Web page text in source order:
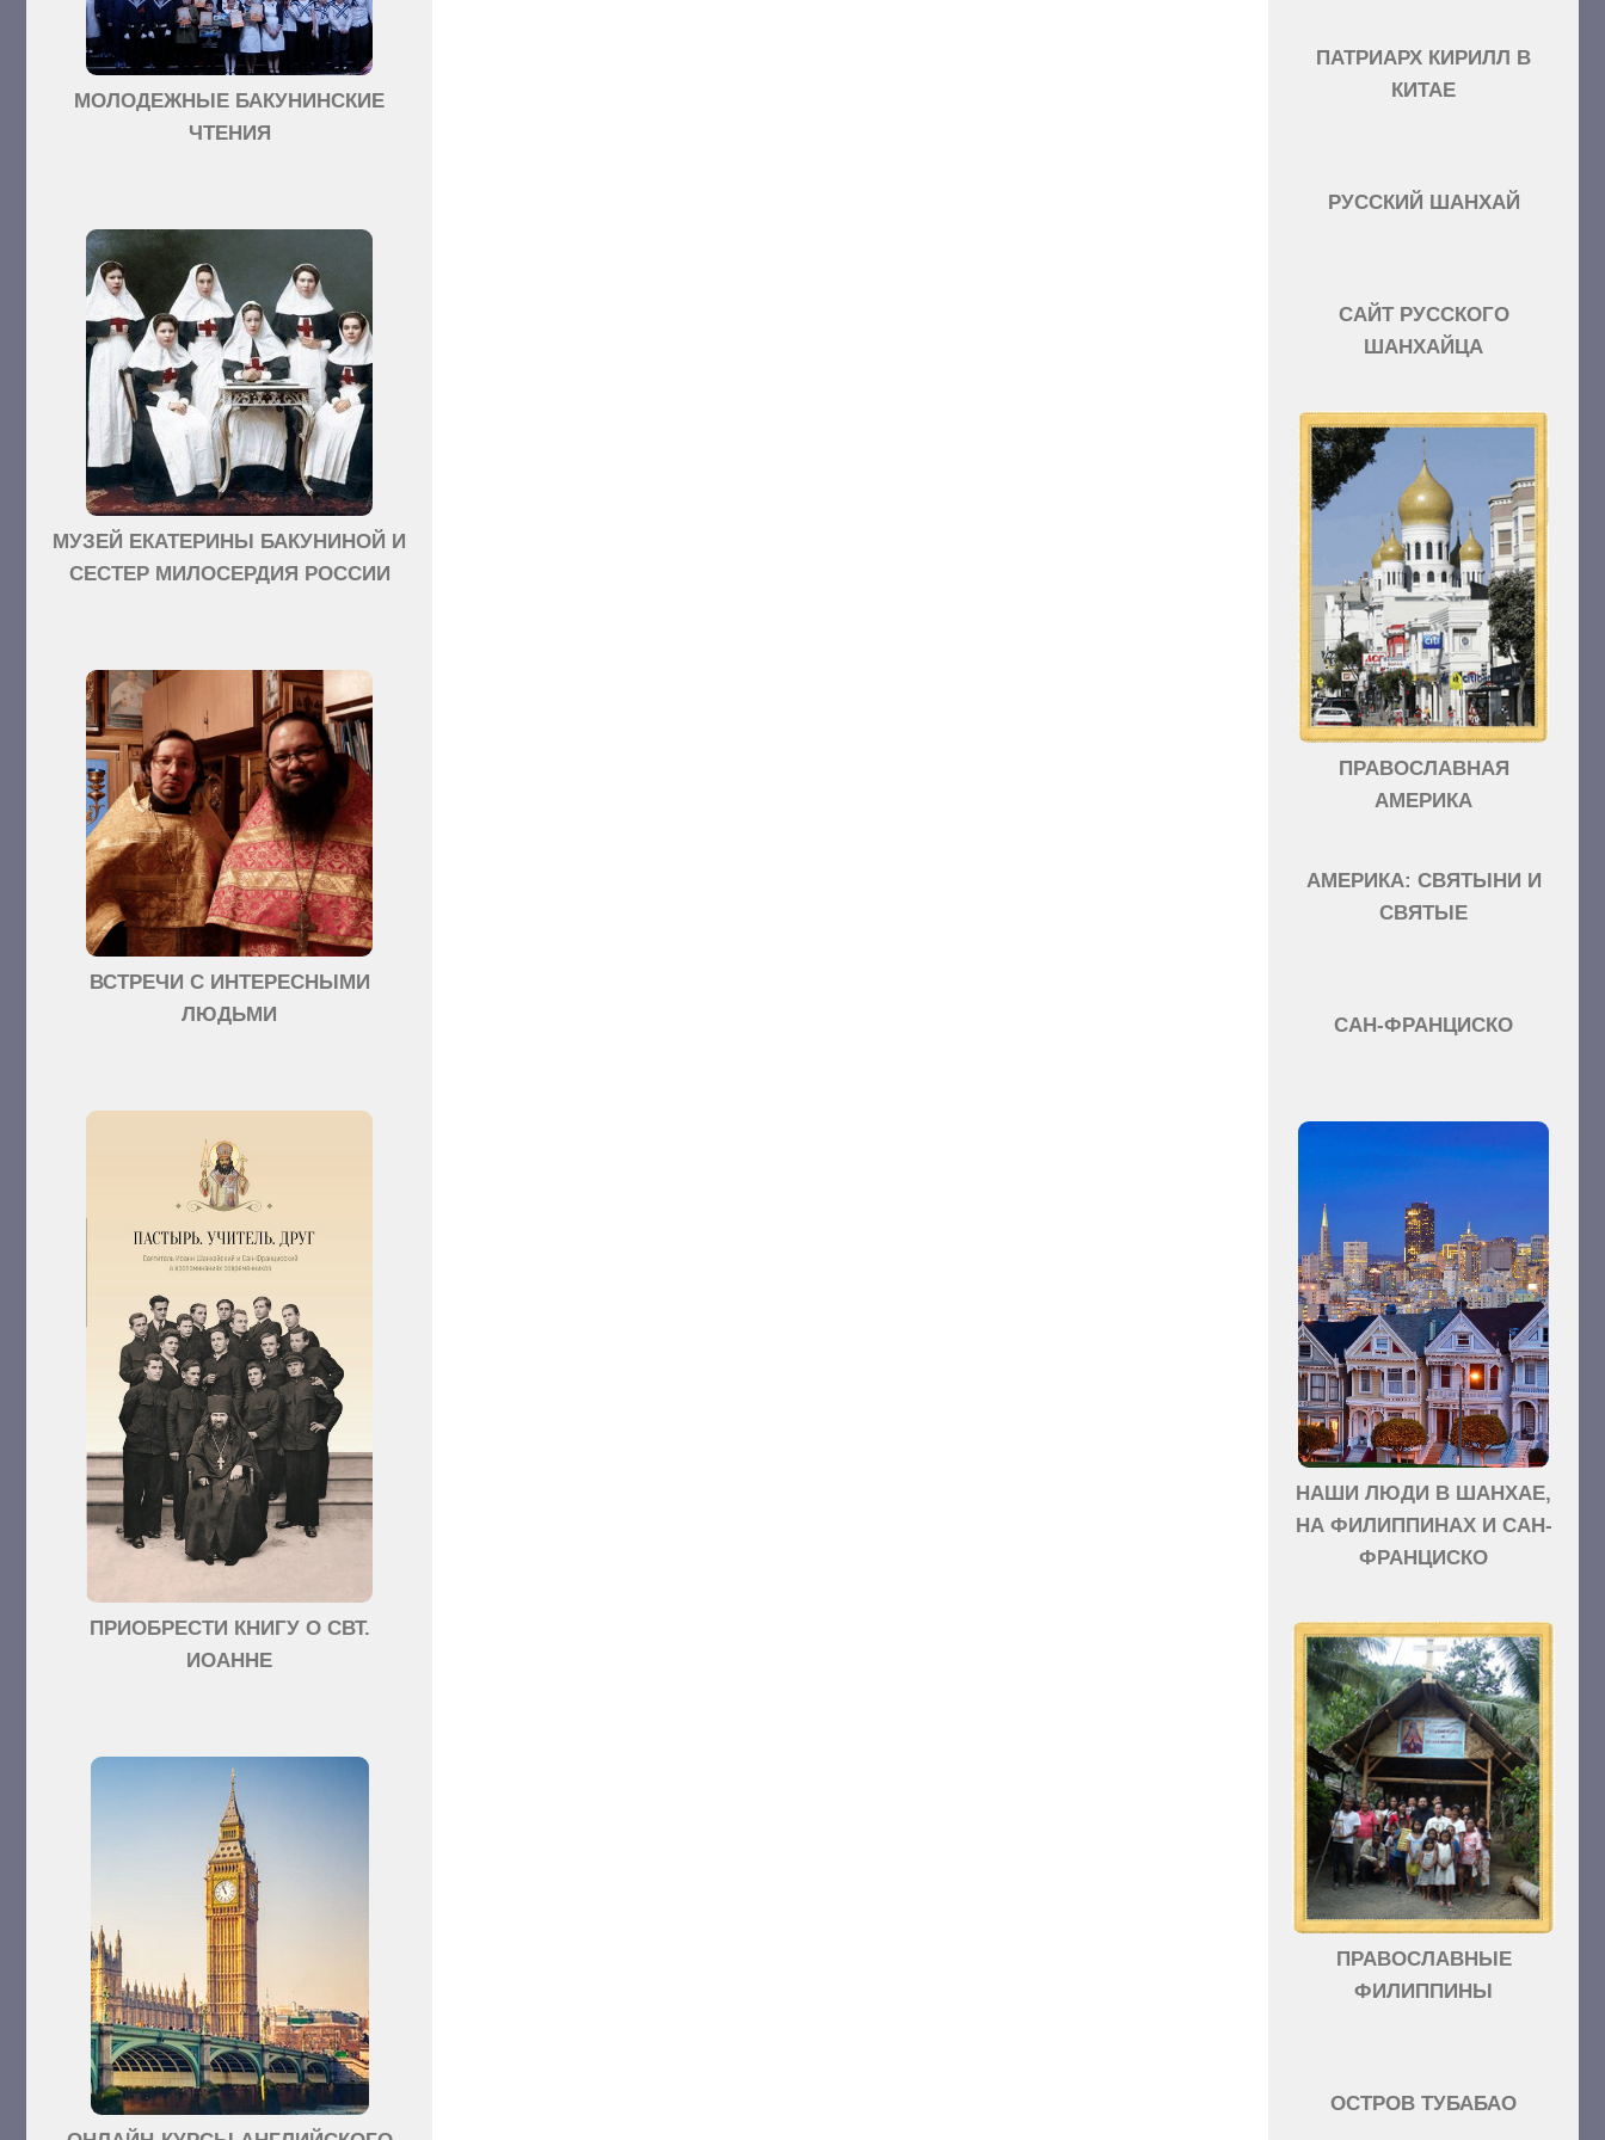
МОЛОДЕЖНЫЕ БАКУНИНСКИЕ
ЧТЕНИЯ
МУЗЕЙ ЕКАТЕРИНЫ БАКУНИНОЙ И
СЕСТЕР МИЛОСЕРДИЯ РОССИИ
ВСТРЕЧИ С ИНТЕРЕСНЫМИ
ЛЮДЬМИ
ПРИОБРЕСТИ КНИГУ О СВТ.
ИОАННЕ
ПАТРИАРХ КИРИЛЛ В
КИТАЕ
РУССКИЙ ШАНХАЙ
САЙТ РУССКОГО
ШАНХАЙЦА
ПРАВОСЛАВНАЯ
АМЕРИКА
АМЕРИКА: СВЯТЫНИ И
СВЯТЫЕ
САН-ФРАНЦИСКО
НАШИ ЛЮДИ В ШАНХАЕ,
НА ФИЛИППИНАХ И САН-
ФРАНЦИСКО
ПРАВОСЛАВНЫЕ
ФИЛИППИНЫ
ОСТРОВ ТУБАБАО